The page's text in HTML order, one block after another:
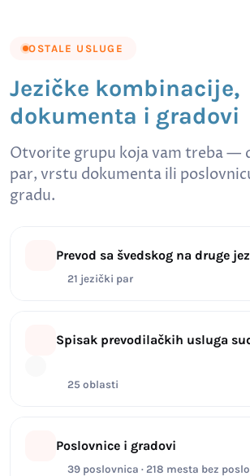
OSTALE USLUGE
Jezičke kombinacije,
dokumenta i gradovi
Otvorite grupu koja vam treba —
par, vrstu dokumenta ili
gradu.
Prevod sa švedskog na druge
21 jezički par
Spisak prevodilačkih usluga
25 oblasti
Poslovnice i gradovi
39 poslovnica · 218 mesta bez